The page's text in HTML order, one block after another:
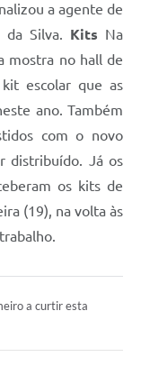
a agente de
da Silva. Kits Na
mostra no hall de
escolar que as
ano. Também
com o novo
distribuído. Já os
os kits de
(19), na volta às
a curtir esta